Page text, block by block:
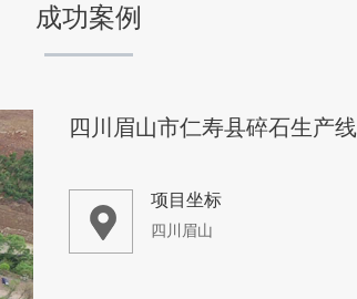
成功案例咨询该项目执行经理
四川眉山市仁寿县碎石生产线
项目坐标
四川眉山